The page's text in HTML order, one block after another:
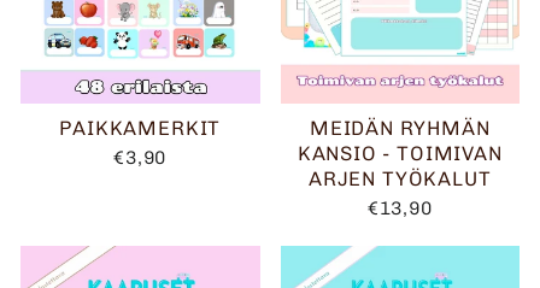
PAIKKAMERKIT
€3,90
MEIDÄN RYHMÄN
KANSIO - TOIMIVAN
ARJEN TYÖKALUT
€13,90